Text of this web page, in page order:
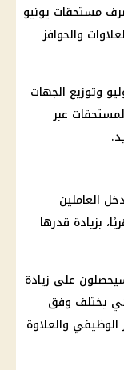
مستحقات يونيو
والحوافز
وتوزيع الجهات
عبر
العاملين
جنيه شهريًا، بزيادة قدرها
على زيادة
النهائي يختلف وفق
الوظيفي والعلاوة